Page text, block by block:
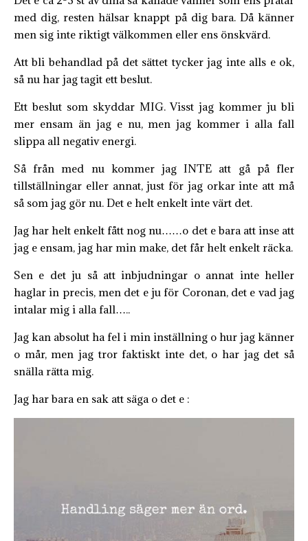
med dig, resten hälsar knappt på dig bara. Då känner
men sig inte riktigt välkommen eller ens önskvärd.
Att bli behandlad på det sättet tycker jag inte alls e ok,
så nu har jag tagit ett beslut.
Ett beslut som skyddar MIG. Visst jag kommer ju bli
mer ensam än jag e nu, men jag kommer i alla fall
slippa all negativ energi.
Så från med nu kommer jag INTE att gå på fler
tillställningar eller annat, just för jag orkar inte att må
så som jag gör nu. Det e helt enkelt inte värt det.
Jag har helt enkelt fått nog nu……o det e bara att inse att
jag e ensam, jag har min make, det får helt enkelt räcka.
Sen e det ju så att inbjudningar o annat inte heller
haglar in precis, men det e ju för Coronan, det e vad jag
intalar mig i alla fall…..
Jag kan absolut ha fel i min inställning o hur jag känner
o mår, men jag tror faktiskt inte det, o har jag det så
snälla rätta mig.
Jag har bara en sak att säga o det e :